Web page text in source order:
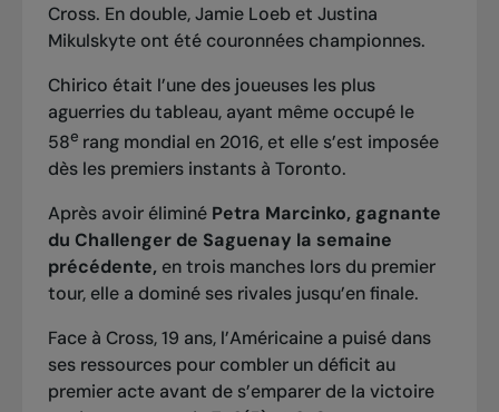
Cross. En double, Jamie Loeb et Justina
Mikulskyte ont été couronnées championnes.
Chirico était l’une des joueuses les plus
aguerries du tableau, ayant même occupé le
58e rang mondial en 2016, et elle s’est imposée
dès les premiers instants à Toronto.
Après avoir éliminé Petra Marcinko, gagnante
du Challenger de Saguenay la semaine
précédente,en trois manches lors du premier
tour, elle a dominé ses rivales jusqu’en finale.
Face à Cross, 19 ans, l’Américaine a puisé dans
ses ressources pour combler un déficit au
premier acte avant de s’emparer de la victoire